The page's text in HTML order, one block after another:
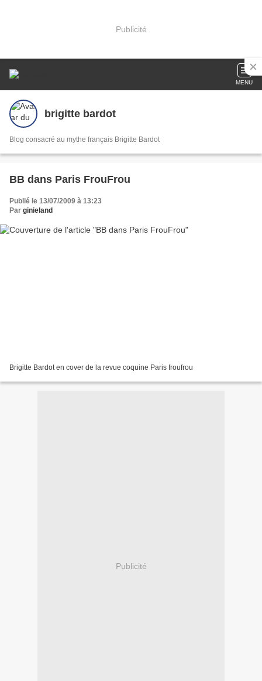
Publicité
MENU
brigitte bardot
Blog consacré au mythe français Brigitte Bardot
BB dans Paris FrouFrou
Publié le 13/07/2009 à 13:23
Par ginieland
Brigitte Bardot en cover de la revue coquine Paris froufrou
Publicité